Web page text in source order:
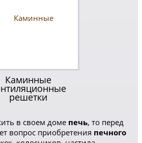
Каминные
решетки
в своем доме печь, то перед
вопрос приобретения печного